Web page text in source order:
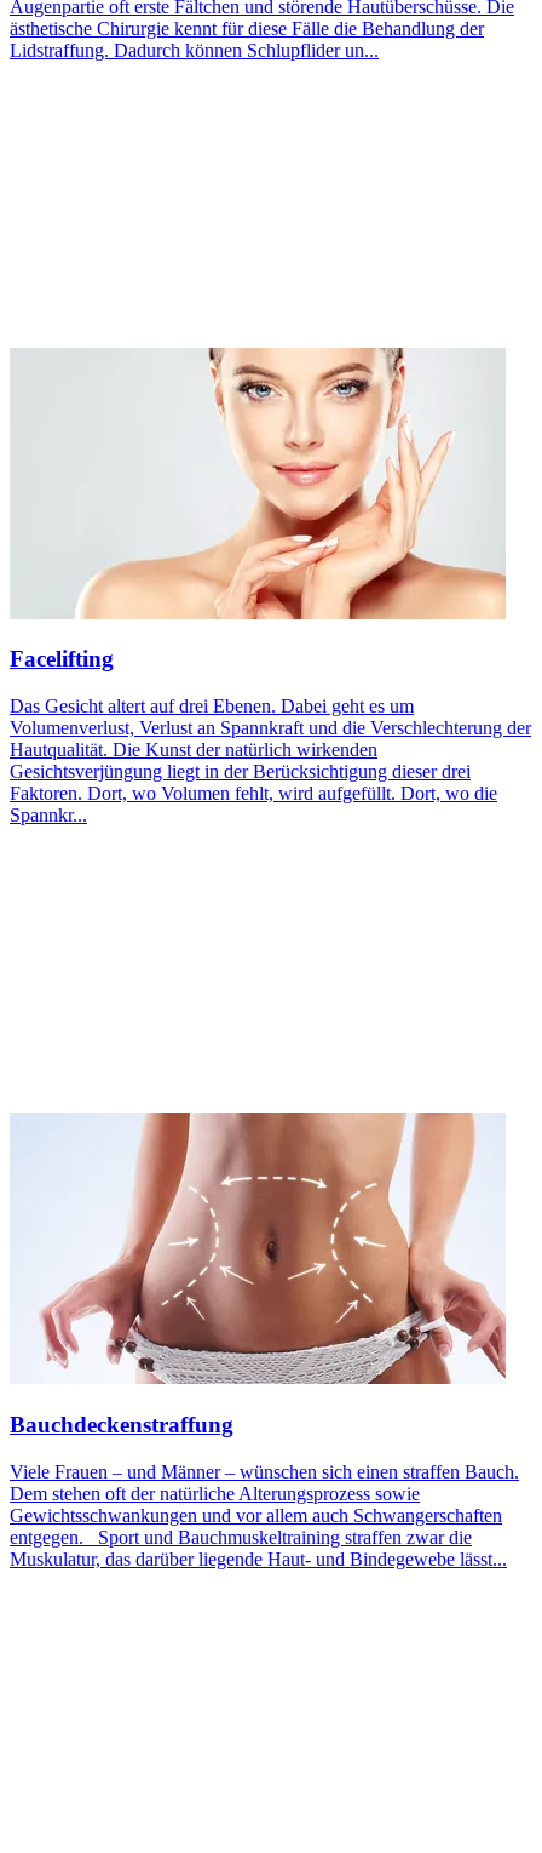
Augenpartie oft erste Fältchen und störende Hautüberschüsse. Die
ästhetische Chirurgie kennt für diese Fälle die Behandlung der
Lidstraffung. Dadurch können Schlupflider un...
Facelifting
Das Gesicht altert auf drei Ebenen. Dabei geht es um
Volumenverlust, Verlust an Spannkraft und die Verschlechterung der
Hautqualität. Die Kunst der natürlich wirkenden
Gesichtsverjüngung liegt in der Berücksichtigung dieser drei
Faktoren. Dort, wo Volumen fehlt, wird aufgefüllt. Dort, wo die
Spannkr...
Bauchdeckenstraffung
Viele Frauen – und Männer – wünschen sich einen straffen Bauch.
Dem stehen oft der natürliche Alterungsprozess sowie
Gewichtsschwankungen und vor allem auch Schwangerschaften
entgegen. Sport und Bauchmuskeltraining straffen zwar die
Muskulatur, das darüber liegende Haut- und Bindegewebe lässt...